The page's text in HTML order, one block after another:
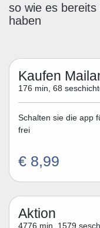
so wie es
haben
Kaufen
176 min, 68
Schalten sie die app
frei
€ 8,99
Aktion
4776 min, 1579